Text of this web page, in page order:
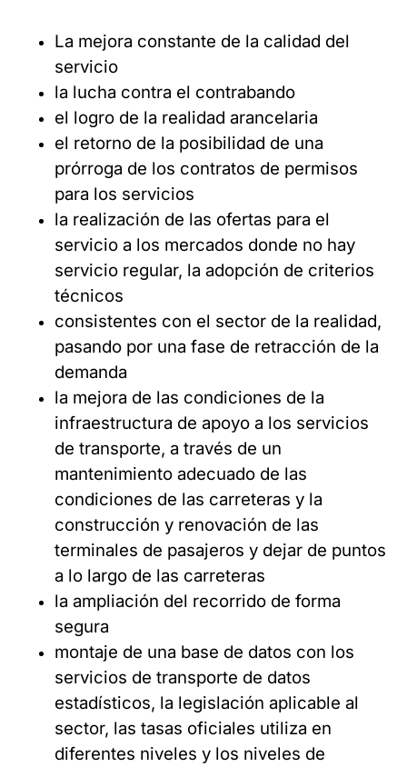
La mejora constante de la calidad del
servicio
la lucha contra el contrabando
el logro de la realidad arancelaria
el retorno de la posibilidad de una
prórroga de los contratos de permisos
para los servicios
la realización de las ofertas para el
servicio a los mercados donde no hay
servicio regular, la adopción de criterios
técnicos
consistentes con el sector de la realidad,
pasando por una fase de retracción de la
demanda
la mejora de las condiciones de la
infraestructura de apoyo a los servicios
de transporte, a través de un
mantenimiento adecuado de las
condiciones de las carreteras y la
construcción y renovación de las
terminales de pasajeros y dejar de puntos
a lo largo de las carreteras
la ampliación del recorrido de forma
segura
montaje de una base de datos con los
servicios de transporte de datos
estadísticos, la legislación aplicable al
sector, las tasas oficiales utiliza en
diferentes niveles y los niveles de